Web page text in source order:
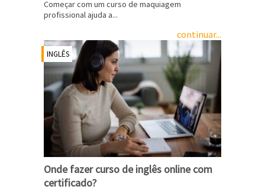
Começar com um curso de maquiagem
profissional ajuda a...
continuar...
INGLÊS
Onde fazer curso de inglês online com
certificado?